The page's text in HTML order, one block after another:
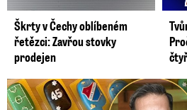
Škrty v Čechy oblíbeném
řetězci: Zavřou stovky
prodejen
Kašpárek slavil po boku krásky: